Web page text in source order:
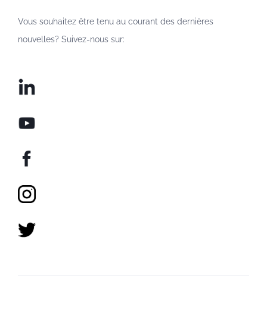
Vous souhaitez être tenu au courant des dernières
nouvelles? Suivez-nous sur: